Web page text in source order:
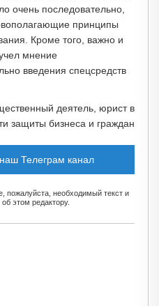
очень последовательно,
принципы
Кроме того, важно и
мнение
введения спецсредств
деятель, юрист в
защиты бизнеса и граждан
Телеграм канал
пожалуйста, необходимый текст и
этом редактору.